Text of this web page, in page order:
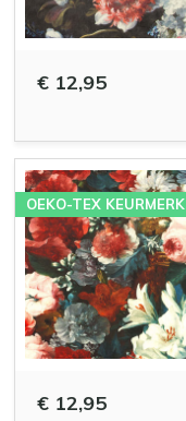
€ 12,95
OEKO-TEX KEURMERK
€ 12,95